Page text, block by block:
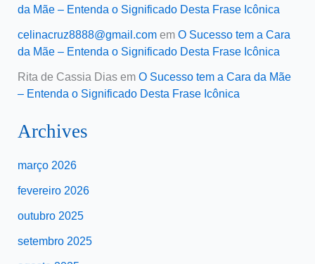
da Mãe – Entenda o Significado Desta Frase Icônica
celinacruz8888@gmail.comem O Sucesso tem a Cara
da Mãe – Entenda o Significado Desta Frase Icônica
Rita de Cassia Diasem O Sucesso tem a Cara da Mãe
– Entenda o Significado Desta Frase Icônica
Archives
março 2026
fevereiro 2026
outubro 2025
setembro 2025